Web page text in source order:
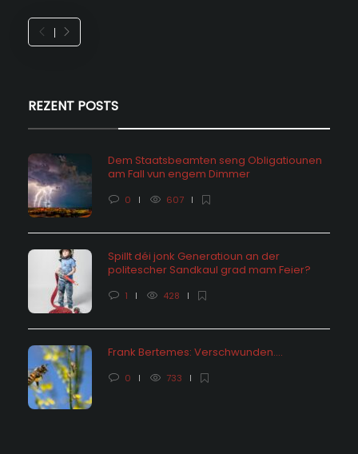
REZENT POSTS
Dem Staatsbeamten seng Obligatiounen
am Fall vun engem Dimmer
0 607
Spillt déi jonk Generatioun an der
politescher Sandkaul grad mam Feier?
1 428
Frank Bertemes: Verschwunden….
0 733